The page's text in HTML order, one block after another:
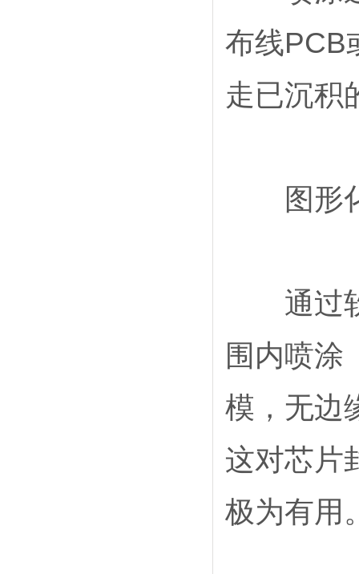
布线PCB
走已沉积
图形化
通过软
围内喷涂
模，无边
这对芯片
极为有用